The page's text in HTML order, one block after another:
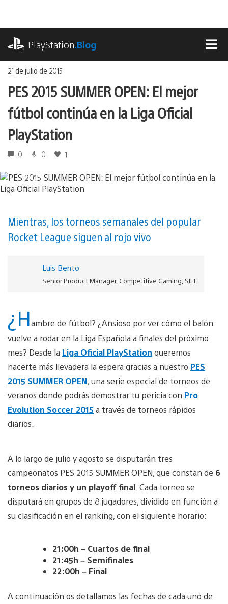
contenido
PlayStation.Blog
21 de julio de 2015
PES 2015 SUMMER OPEN: El mejor
fútbol continúa en la Liga Oficial
PlayStation
0 0 1
Mientras, los torneos semanales del popular
Rocket League siguen al rojo vivo
Luis Bento
Senior Product Manager, Competitive Gaming, SIEE
¿Hambre de fútbol? ¿Ansioso por ver cómo el balón
vuelve a rodar en la Liga Española a finales del próximo
mes? Desde la Liga Oficial PlayStation queremos
hacerte más llevadera la espera gracias a nuestro PES
2015 SUMMER OPEN, una serie especial de torneos de
veranos donde podrás demostrar tu pericia con Pro
Evolution Soccer 2015 a través de torneos rápidos
diarios.
A lo largo de julio y agosto se disputarán tres
campeonatos PES 2015 SUMMER OPEN, que constan de 6
torneos diarios y un playoff final . Cada torneo se
disputará en grupos de 8 jugadores, dividido en función a
su clasificación en el ranking, con el siguiente horario:
21:00h – Cuartos de final
21:45h – Semifinales
22:00h – Final
A continuación os detallamos las fechas de cada uno de